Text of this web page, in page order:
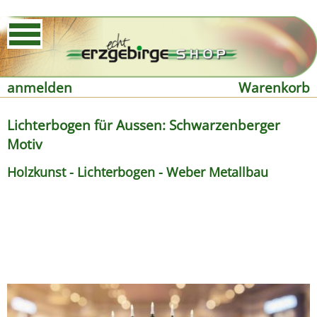
anmelden
Warenkorb
Lichterbogen für Aussen: Schwarzenberger
Motiv
Holzkunst - Lichterbogen - Weber Metallbau